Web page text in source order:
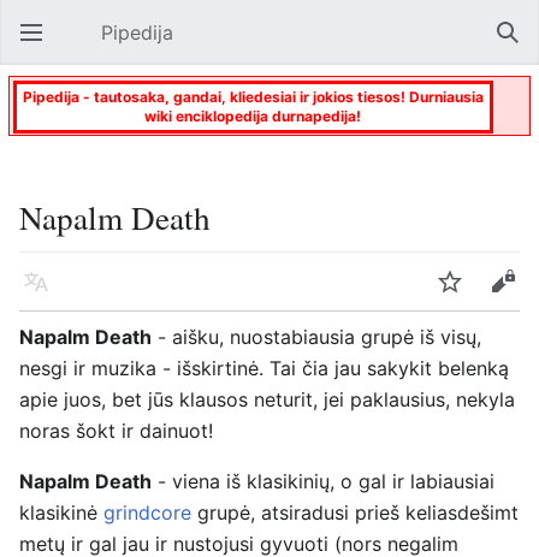
Atverti pagrindinį meniu Pipedija
Pipedija - tautosaka, gandai, kliedesiai ir jokios tiesos! Durniausia
wiki enciklopedija durnapedija!
Napalm Death
Kalba Stebėti
Keisti
Napalm Death - aišku, nuostabiausia grupė iš visų,
nesgi ir muzika - išskirtinė. Tai čia jau sakykit belenką
apie juos, bet jūs klausos neturit, jei paklausius, nekyla
noras šokt ir dainuot!
Napalm Death - viena iš klasikinių, o gal ir labiausiai
klasikinė grindcore grupė, atsiradusi prieš keliasdešimt
metų ir gal jau ir nustojusi gyvuoti (nors negalim